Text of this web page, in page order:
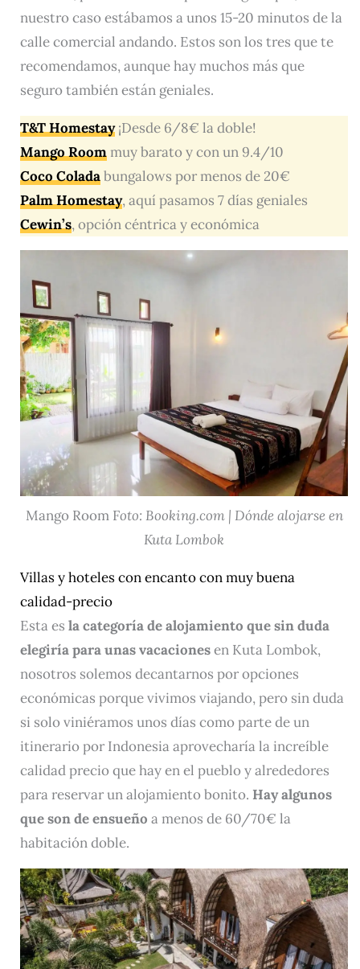
nuestro caso estábamos a unos 15-20 minutos de la
calle comercial andando. Estos son los tres que te
recomendamos, aunque hay muchos más que
seguro también están geniales.
T&T Homestay¡Desde 6/8€ la doble!
Mango Roommuy barato y con un 9.4/10
Coco Coladabungalows por menos de 20€
Palm Homestay, aquí pasamos 7 días geniales
Cewin’s, opción céntrica y económica
Mango Room Foto: Booking.com | Dónde alojarse en
Kuta Lombok
Villas y hoteles con encanto con muy buena
calidad-precio
Esta es la categoría de alojamiento que sin duda
elegiría para unas vacacionesen Kuta Lombok,
nosotros solemos decantarnos por opciones
económicas porque vivimos viajando, pero sin duda
si solo viniéramos unos días como parte de un
itinerario por Indonesia aprovecharía la increíble
calidad precio que hay en el pueblo y alrededores
para reservar un alojamiento bonito. Hay algunos
que son de ensueño a menos de 60/70€ la
habitación doble.